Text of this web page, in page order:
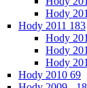
Hody
Hody 2011 183
Hody
Hody
Hody
Hody 2010 69